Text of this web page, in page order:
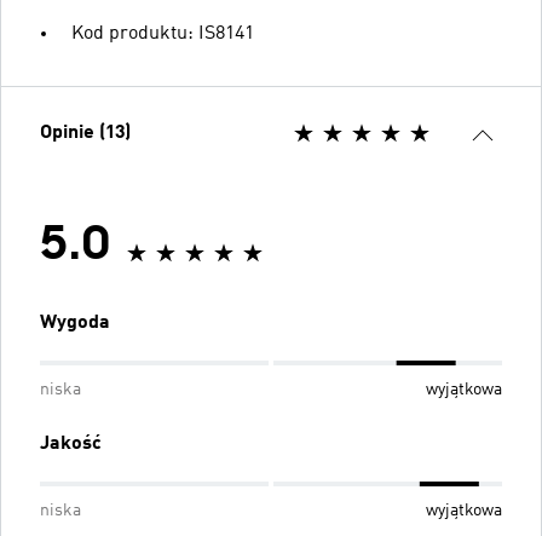
Kod produktu: IS8141
Opinie (13)
5.0
Wygoda
niska wyjątkowa
Jakość
niska wyjątkowa